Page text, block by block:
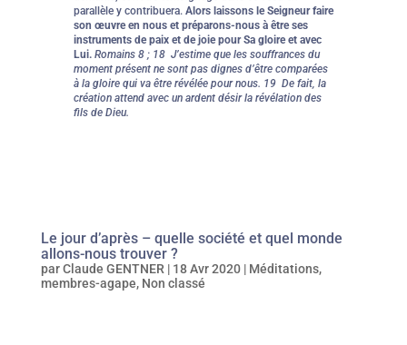
parallèle y contribuera. Alors laissons le Seigneur faire
son œuvre en nous et préparons-nous à être ses
instruments de paix et de joie pour Sa gloire et avec
Lui. Romains 8 ; 18 J’estime que les souffrances du
moment présent ne sont pas dignes d’être comparées
à la gloire qui va être révélée pour nous. 19 De fait, la
création attend avec un ardent désir la révélation des
fils de Dieu.
Le jour d’après – quelle société et quel monde
allons-nous trouver ?
parClaude GENTNER | 18 Avr 2020| Méditations,
membres-agape, Non classé